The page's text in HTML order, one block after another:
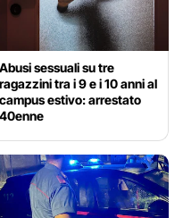
Abusi sessuali su tre
ragazzini tra i 9 e i 10 anni al
campus estivo: arrestato
40enne